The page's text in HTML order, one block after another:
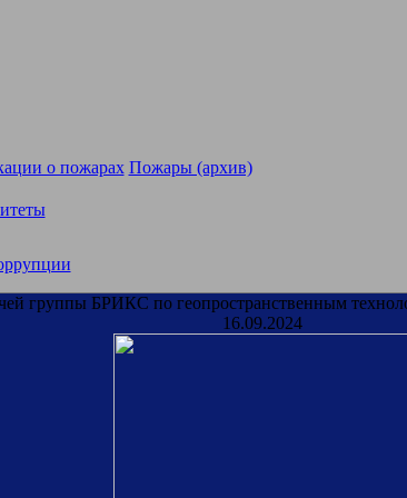
о пожарах Пожары (архив)
группы БРИКС по геопространственным
16.09.2024